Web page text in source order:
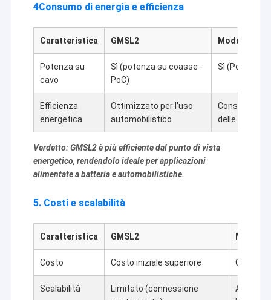
4Consumo di energia e efficienza
Caratteristica GMSL2 Modulo
Potenza su
cavo
Sì (potenza su coasse -
PoC)
Sì (Power
Efficienza
energetica
Ottimizzato per l'uso
automobilistico
Consumo di
delle spese
Verdetto: GMSL2 è più efficiente dal punto di vista
energetico, rendendolo ideale per applicazioni
alimentate a batteria e automobilistiche.
5. Costi e scalabilità
Caratteristica GMSL2 Modulo
Costo Costo iniziale superiore Costo
Scalabilità
Limitato (connessione